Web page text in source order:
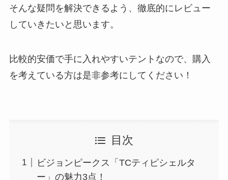
そんな疑問を解決できるよう、徹底的にレビュー
していきたいと思います。
比較的安価で手に入れやすいテントなので、購入
を考えている方は是非参考にしてください！
目次
ビジョンピークス「TCティピシェルタ
ー」の魅力3点！